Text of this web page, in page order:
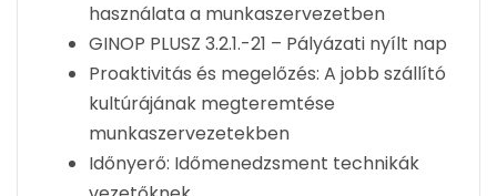
használata a munkaszervezetben
GINOP PLUSZ 3.2.1.-21 – Pályázati nyílt nap
Proaktivitás és megelőzés: A jobb szállító
kultúrájának megteremtése
munkaszervezetekben
Időnyerő: Időmenedzsment technikák